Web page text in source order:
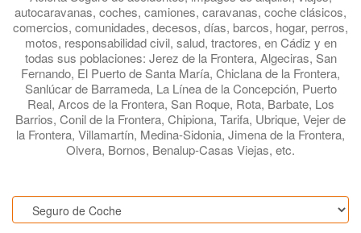
autocaravanas, coches, camiones, caravanas, coche clásicos,
comercios, comunidades, decesos, días, barcos, hogar, perros,
motos, responsabilidad civil, salud, tractores, en Cádiz y en
todas sus poblaciones: Jerez de la Frontera, Algeciras, San
Fernando, El Puerto de Santa María, Chiclana de la Frontera,
Sanlúcar de Barrameda, La Línea de la Concepción, Puerto
Real, Arcos de la Frontera, San Roque, Rota, Barbate, Los
Barrios, Conil de la Frontera, Chipiona, Tarifa, Ubrique, Vejer de
la Frontera, Villamartín, Medina-Sidonia, Jimena de la Frontera,
Olvera, Bornos, Benalup-Casas Viejas, etc.